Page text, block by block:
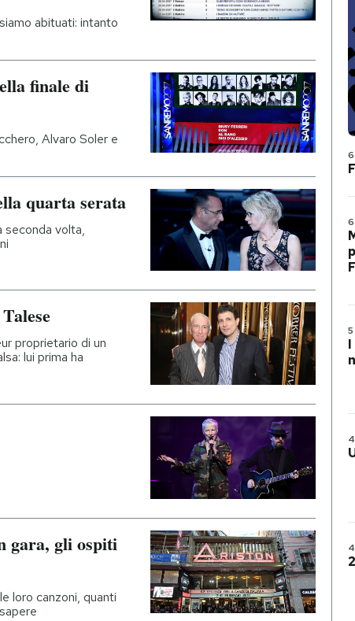
abituati: intanto
finale di
Alvaro Soler e
quarta serata
seconda volta,
proprietario di un
lui prima ha
gara, gli ospiti
loro canzoni, quanti